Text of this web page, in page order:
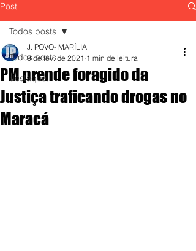
Post
Todos posts
destaque,
Todos posts
PM prende foragido da
Justiça traficando drogas no
Maracá
J. POVO- MARÍLIA
9 de fev. de 2021 1 min de leitura